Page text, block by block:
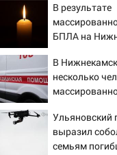
17:15
Прогноз
Ульяновской
16:00
В
Волге пропал
помощь в
в Новом
В результате
БПЛА на
В
несколько
Ульяновский
выразил
семьям